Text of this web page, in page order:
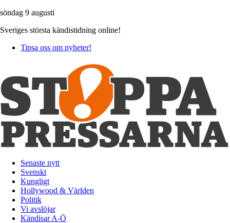
söndag 9 augusti
Sveriges största kändistidning online!
Tipsa oss om nyheter!
Senaste nytt
Svenskt
Kungligt
Hollywood & Världen
Politik
Vi avslöjar
Kändisar A-Ö